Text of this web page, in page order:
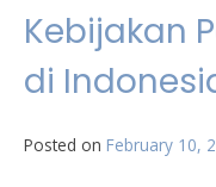
Kebijakan
di
Posted on February 10,